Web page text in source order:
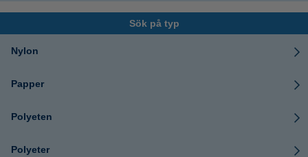
Sök på typ
Nylon
Papper
Polyeten
Polyeter